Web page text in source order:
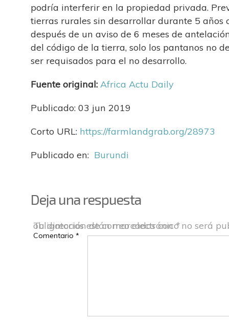
podría interferir en la propiedad privada.
tierras rurales sin desarrollar durante 5 años
después de un aviso de 6 meses de
del código de la tierra, solo los pantanos no
ser requisados ​​para el no desarrollo.
Fuente original: Africa Actu Daily
Publicado: 03 jun 2019
Corto URL: https://farmlandgrab.org/28973
Publicado en: Burundi
Deja una respuesta
Tu dirección de correo electrónico no será
Los campos obligatorios están marcados con*
Comentario *